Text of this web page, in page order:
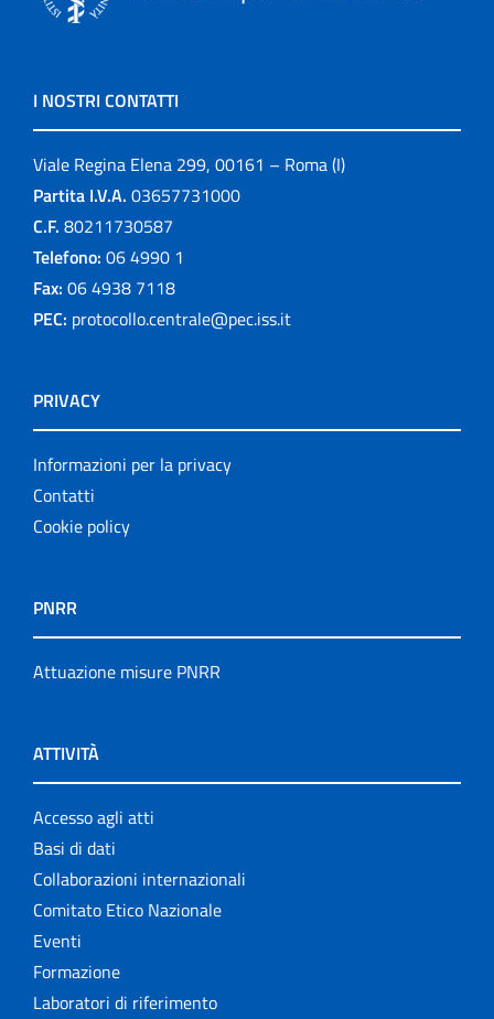
I NOSTRI CONTATTI
Viale Regina Elena 299, 00161 – Roma (I)
Partita I.V.A. 03657731000
C.F. 80211730587
Telefono: 06 4990 1
Fax: 06 4938 7118
PEC: protocollo.centrale@pec.iss.it
PRIVACY
Informazioni per la privacy
Contatti
Cookie policy
PNRR
Attuazione misure PNRR
ATTIVITÀ
Accesso agli atti
Basi di dati
Collaborazioni internazionali
Comitato Etico Nazionale
Eventi
Formazione
Laboratori di riferimento